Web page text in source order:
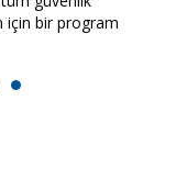
için bir program
7